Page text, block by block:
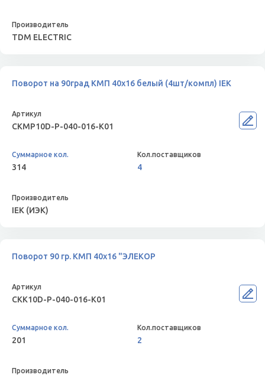
TDM ELECTRIC
Поворот на 90град КМП 40х16 белый (4шт/компл) IEK
CKMP10D-P-040-016-K01
314 4
IEK (ИЭК)
Поворот 90 гр. КМП 40х16 "ЭЛЕКОР
CKK10D-P-040-016-K01
201 2